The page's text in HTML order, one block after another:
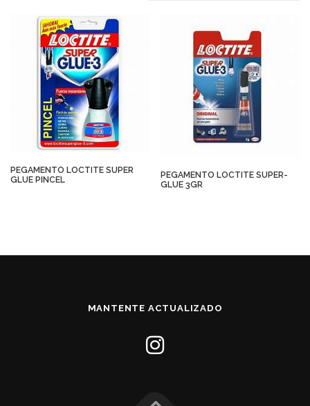
PEGAMENTO LOCTITE SUPER
GLUE PINCEL
PEGAMENTO LOCTITE SUPER-
GLUE 3GR
MANTENTE ACTUALIZADO